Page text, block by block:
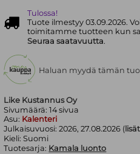
Like Kustannus Oy
Sivumäärä:14sivua
Asu: Kalenteri
Julkaisuvuosi:2026, 27.08.2026 (
Kieli:Suomi
Tuotesarja: Kamala luonto
Tulossa!
Tuote ilmestyy 03.09.2026.
toimitamme tuotteen kun
Seuraa saatavuutta.
Haluan myydä tämän